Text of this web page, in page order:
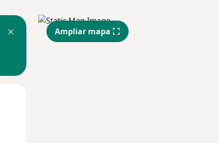
Ampliar mapa